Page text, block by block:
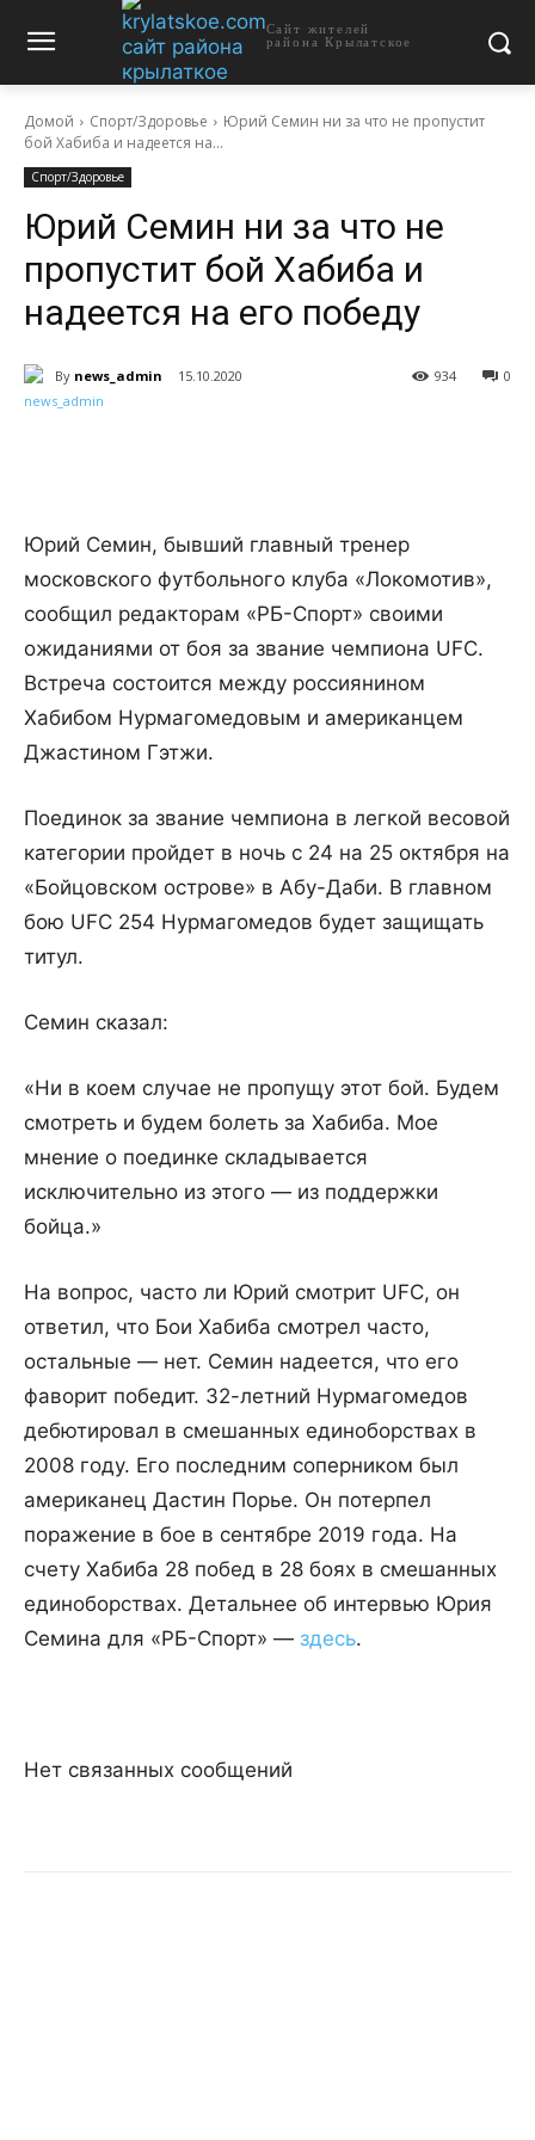
Сайт жителей
района Крылатское
Домой Спорт/Здоровье
Юрий Семин ни за что не пропустит
бой Хабиба и надеется на...
Спорт/Здоровье
Юрий Семин ни за что не
пропустит бой Хабиба и
надеется на его победу
By news_admin 15.10.2020 0
934
Юрий Семин, бывший главный тренер
московского футбольного клуба «Локомотив»,
сообщил редакторам «РБ-Спорт» своими
ожиданиями от боя за звание чемпиона UFC.
Встреча состоится между россиянином
Хабибом Нурмагомедовым и американцем
Джастином Гэтжи.
Поединок за звание чемпиона в легкой весовой
категории пройдет в ночь с 24 на 25 октября на
«Бойцовском острове» в Абу-Даби. В главном
бою UFC 254 Нурмагомедов будет защищать
титул.
Семин сказал:
«Ни в коем случае не пропущу этот бой. Будем
смотреть и будем болеть за Хабиба. Мое
мнение о поединке складывается
исключительно из этого — из поддержки
бойца.»
На вопрос, часто ли Юрий смотрит UFC, он
ответил, что Бои Хабиба смотрел часто,
остальные — нет. Семин надеется, что его
фаворит победит. 32-летний Нурмагомедов
дебютировал в смешанных единоборствах в
2008 году. Его последним соперником был
американец Дастин Порье. Он потерпел
поражение в бое в сентябре 2019 года. На
счету Хабиба 28 побед в 28 боях в смешанных
единоборствах. Детальнее об интервью Юрия
Семина для «РБ-Спорт» — здесь.
Нет связанных сообщений